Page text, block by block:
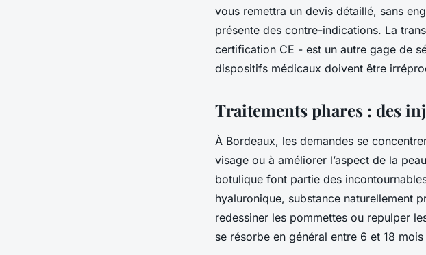
vous remettra un devis détaillé, sans
présente des contre-indications. La
certification CE - est un autre gage de
dispositifs médicaux doivent être
Traitements phares : des
À Bordeaux, les demandes se
visage ou à améliorer l’aspect de la
botulique font partie des
hyaluronique, substance naturellement
redessiner les pommettes ou repulper
se résorbe en général entre 6 et 18